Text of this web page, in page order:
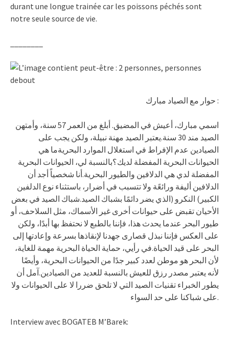
durant une longue trainée car les poissons péchés sont
notre seule source de vie.
حوار مع الصياد مبارك :
اسمي مبارك، أعيش في المضيق. أبلغ من العمر 57 سنة، وأمتهن
الصيد مند 30 سنة.يعتبر الصيد مهنة نبيلة، ولكن يجب على
الصيادين عدم الإفراط في استغلال الموارد البحريةما هي
الحيوانات البحرية المفضلة لديك؟بالنسبة لي، الحيوانات البحرية
المفضلة لدي هي الدلافين والطيور البحرية.أنا شخصياً أجد أن
الدلافين أليفة ورائعًة ولا تتسبب في أضرار، باستثناء نوع الدلفين
الكبير) النكرو (الذي يضر دائمًا بشباك الصيد.شباك الصيد في بعض
الأحيان تقبض على حيوانات أخرى غير الأسماك، مثل السلاحف، أو
طيور البحر عندما يحدث هذا، فإننا بالطبع لا نحتفظ بها أبدًا، ولكن
على العكس فإننا نبذل قصارى جهدنا لإنقاذها بسرعة وإعادتها إلى
البحر على قيد الحياة.في رأيي، حماية الحياة البحرية مهمة للغاية،
لأن البحر هو موطن لعدد كبير جدًا من الحيوانات البحرية، وأيضًا
لأنه يعتبر مصدر رزق للعيش بالنسبة للعديد من الصيادين.آمل أن
يطور الخبراء تقنيات الصيد التي لا تلحق ضررا لا على الحيوانات ولا
على شباكنا على حد السواء.
Interview avec BOGATEB M’Barek: